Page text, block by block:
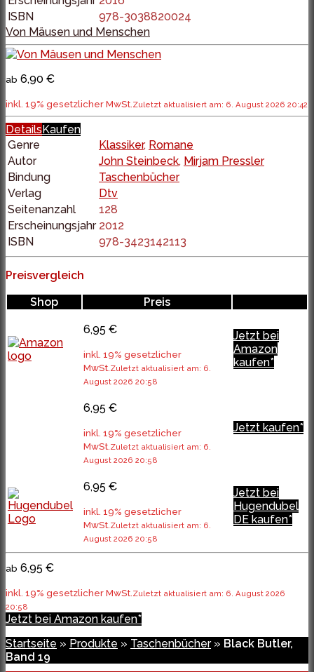
ISBN
978-3038820024
Von Mäusen und Menschen
ab 6,90 €
inkl. 19% gesetzlicher MwSt.Zuletzt aktualisiert am: 6. August 2026 20:42
Details Kaufen
Genre
Klassiker, Romane
Autor
John Steinbeck, Mirjam Pressler
Bindung
Taschenbücher
Verlag
Dtv
Seitenanzahl
128
Erscheinungsjahr 2012
ISBN
978-3423142113
Preisvergleich
Shop
Preis
6,95 €
inkl. 19% gesetzlicher
MwSt.Zuletzt aktualisiert am: 6.
August 2026 20:58
Jetzt bei
Amazon
kaufen*
6,95 €
inkl. 19% gesetzlicher
MwSt.Zuletzt aktualisiert am: 6.
August 2026 20:58
Jetzt kaufen*
6,95 €
inkl. 19% gesetzlicher
MwSt.Zuletzt aktualisiert am: 6.
August 2026 20:58
Jetzt bei
Hugendubel
DE kaufen*
ab 6,95 €
inkl. 19% gesetzlicher MwSt.Zuletzt aktualisiert am: 6. August 2026
20:58
Jetzt bei Amazon kaufen*
Startseite » Produkte » Taschenbücher» Black Butler,
Band 19